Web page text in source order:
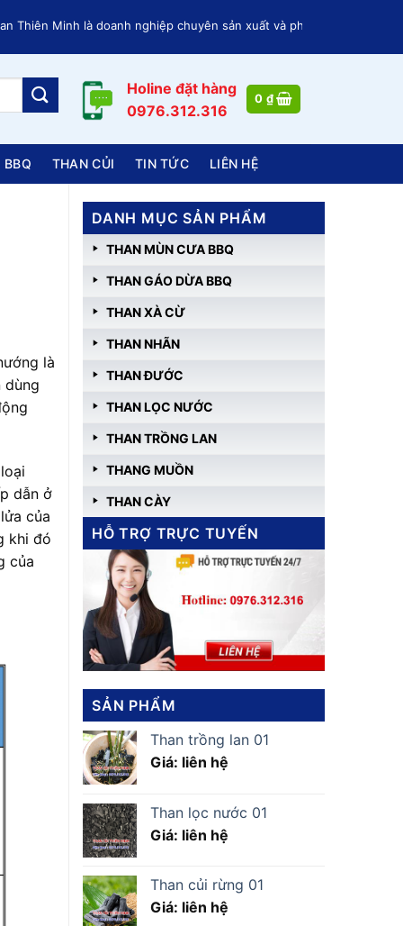
Minh là doanh nghiệp chuyên sản xuất và phân phối các loại Than
Holine đặt hàng
0976.312.316
0 ₫
BBQ THAN CỦI TIN TỨC LIÊN HỆ
là
dùng
dẫn ở
của
khi đó
của
DANH MỤC SẢN PHẨM
THAN MÙN CƯA BBQ
THAN GÁO DỪA BBQ
THAN XÀ CỪ
THAN NHÃN
THAN ĐƯỚC
THAN LỌC NƯỚC
THAN TRỒNG LAN
THANG MUỒN
THAN CÀY
HỖ TRỢ TRỰC TUYẾN
SẢN PHẨM
Than trồng lan 01
Giá: liên hệ
Than lọc nước 01
Giá: liên hệ
Than củi rừng 01
Giá: liên hệ